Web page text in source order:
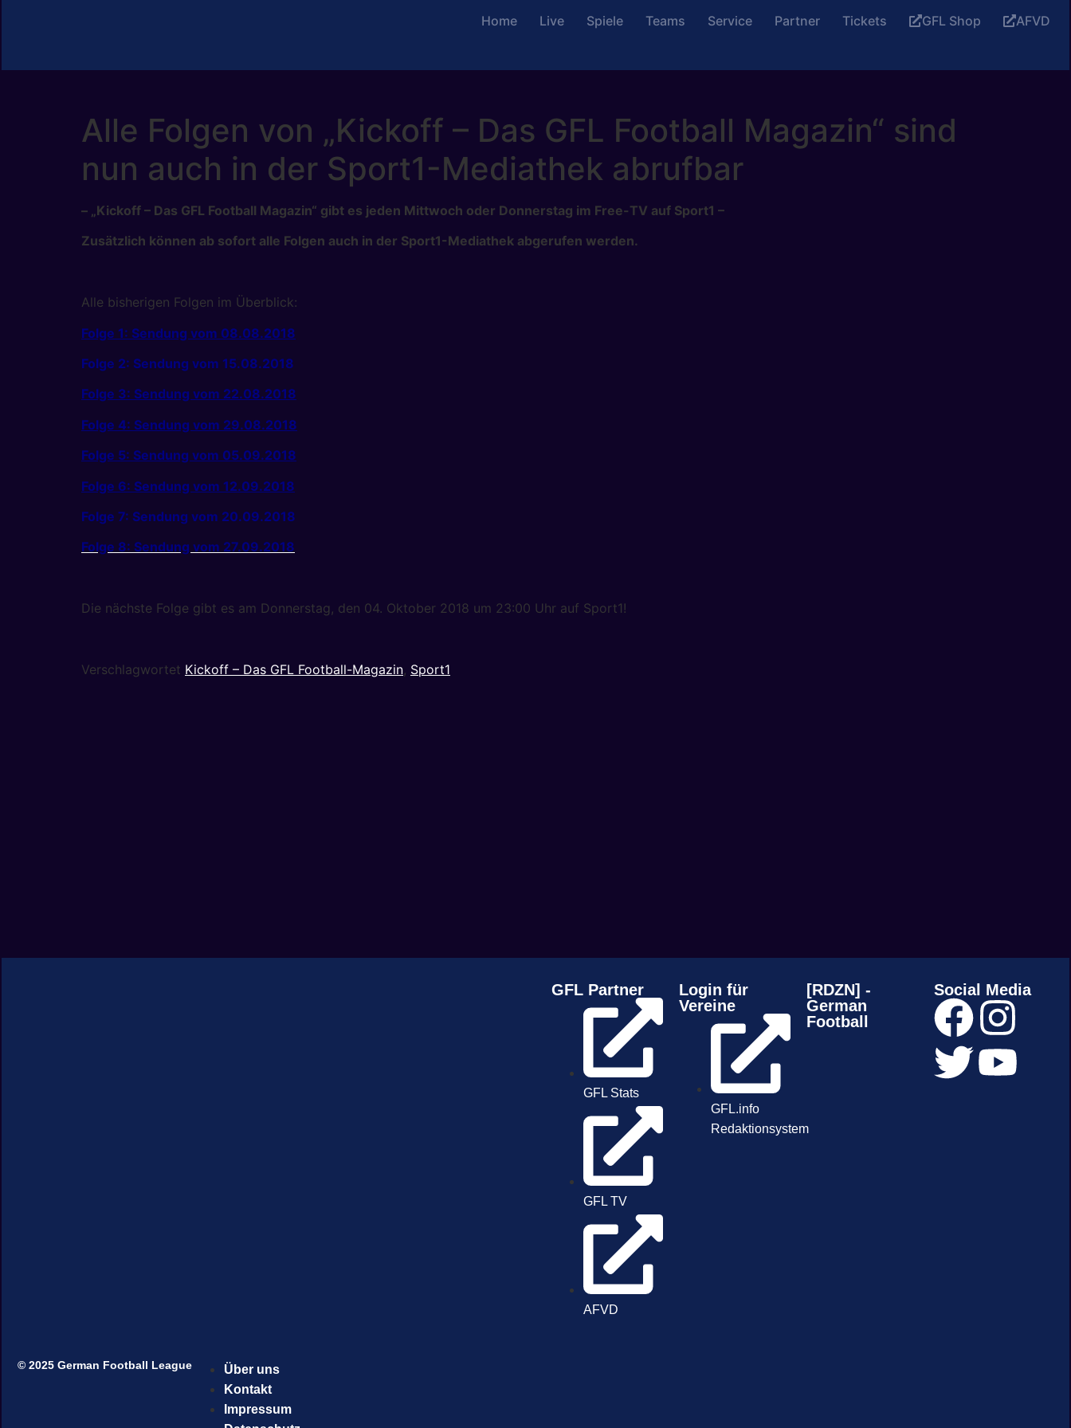
Home Live Spiele Teams Service Partner Tickets GFL Shop AFVD
Alle Folgen von „Kickoff – Das GFL Football Magazin“ sind
nun auch in der Sport1-Mediathek abrufbar
– „Kickoff – Das GFL Football Magazin“ gibt es jeden Mittwoch oder Donnerstag im Free-TV auf Sport1 –
Zusätzlich können ab sofort alle Folgen auch in der Sport1-Mediathek abgerufen werden.
Alle bisherigen Folgen im Überblick:
Folge 1: Sendung vom 08.08.2018
Folge 2: Sendung vom 15.08.2018
Folge 3: Sendung vom 22.08.2018
Folge 4: Sendung vom 29.08.2018
Folge 5: Sendung vom 05.09.2018
Folge 6: Sendung vom 12.09.2018
Folge 7: Sendung vom 20.09.2018
Folge 8: Sendung vom 27.09.2018
Die nächste Folge gibt es am Donnerstag, den 04. Oktober 2018 um 23:00 Uhr auf Sport1!
Verschlagwortet Kickoff – Das GFL Football-Magazin, Sport1
GFL Partner
GFL Stats
GFL TV
AFVD
Login für
Vereine
GFL.info
Redaktionsystem
[RDZN] -
German
Football
Social Media
© 2025 German Football League
Über uns
Kontakt
Impressum